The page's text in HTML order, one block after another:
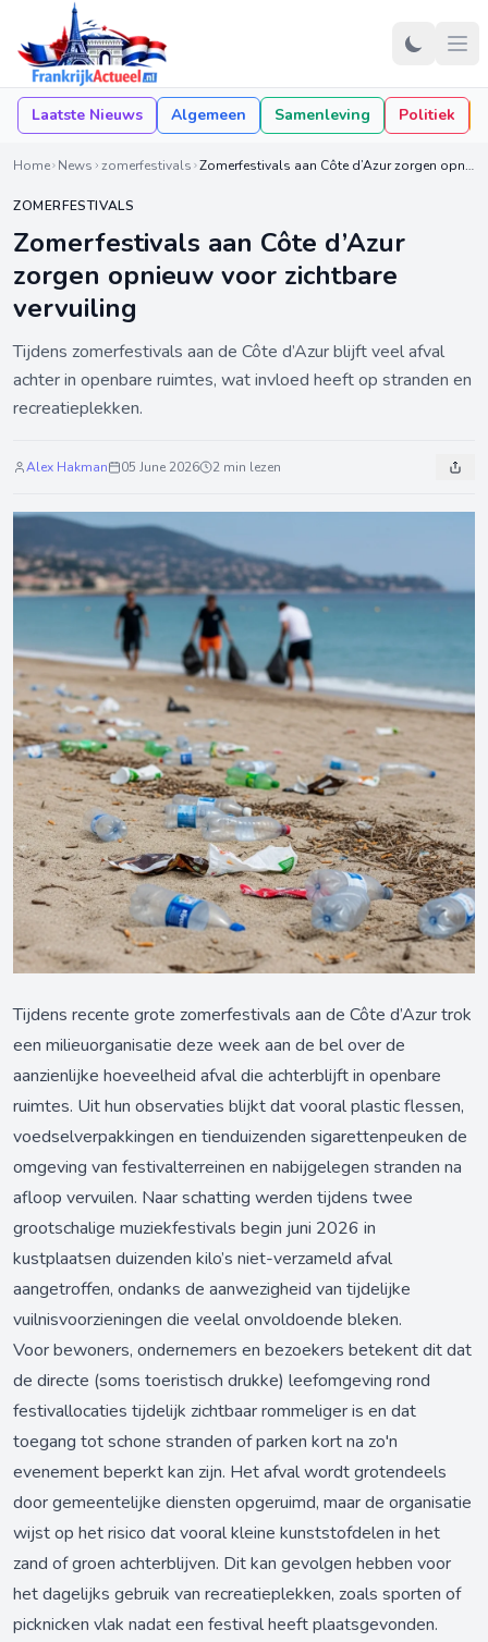
Laatste Nieuws Algemeen Samenleving Politiek
Home News zomerfestivals Zomerfestivals aan Côte d’Azur zorgen opnieuw voor zichtbare vervuiling
ZOMERFESTIVALS
Zomerfestivals aan Côte d’Azur
zorgen opnieuw voor zichtbare
vervuiling
Tijdens zomerfestivals aan de Côte d’Azur blijft veel afval
achter in openbare ruimtes, wat invloed heeft op stranden en
recreatieplekken.
Alex Hakman 05 June 2026 2 min lezen
Tijdens recente grote zomerfestivals aan de Côte d’Azur trok
een milieuorganisatie deze week aan de bel over de
aanzienlijke hoeveelheid afval die achterblijft in openbare
ruimtes. Uit hun observaties blijkt dat vooral plastic flessen,
voedselverpakkingen en tienduizenden sigarettenpeuken de
omgeving van festivalterreinen en nabijgelegen stranden na
afloop vervuilen. Naar schatting werden tijdens twee
grootschalige muziekfestivals begin juni 2026 in
kustplaatsen duizenden kilo’s niet-verzameld afval
aangetroffen, ondanks de aanwezigheid van tijdelijke
vuilnisvoorzieningen die veelal onvoldoende bleken.
Voor bewoners, ondernemers en bezoekers betekent dit dat
de directe (soms toeristisch drukke) leefomgeving rond
festivallocaties tijdelijk zichtbaar rommeliger is en dat
toegang tot schone stranden of parken kort na zo'n
evenement beperkt kan zijn. Het afval wordt grotendeels
door gemeentelijke diensten opgeruimd, maar de organisatie
wijst op het risico dat vooral kleine kunststofdelen in het
zand of groen achterblijven. Dit kan gevolgen hebben voor
het dagelijks gebruik van recreatieplekken, zoals sporten of
picknicken vlak nadat een festival heeft plaatsgevonden.